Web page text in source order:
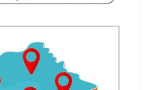
options
peuvent
choisies